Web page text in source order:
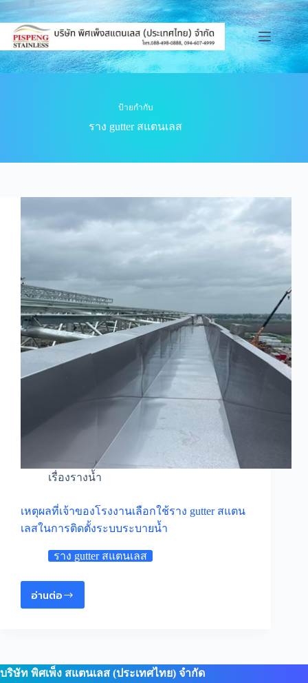
ป้ายกำกับ
ราง gutter สแตนเลส
เรื่องรางน้ำ
เหตุผลที่เจ้าของโรงงานเลือกใช้ราง gutter สแตน
เลสในการติดตั้งระบบระบายน้ำ
ราง gutter สแตนเลส
อ่านต่อ
บริษัท พิศเพ็ง สแตนเลส (ประเทศไทย) จำกัด